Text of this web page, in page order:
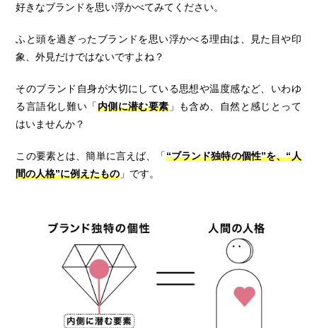
好きなブランドを思い浮かべてみてください。
ふと頭を過ぎったブランドを思い浮かべる理由は、見た目や印
象、外見だけではないですよね？
そのブランド自身が大切にしている思想や温度感など、いわゆ
る言語化し難い「内側に潜む要素」も含め、自然と感じとって
はいませんか？
この要素とは、簡単に言えば、「“ブランド独特の個性”を、“人
間の人格”に例えたもの 」です。